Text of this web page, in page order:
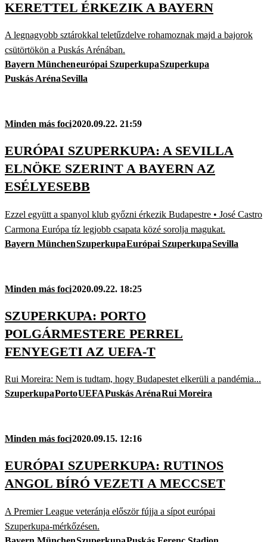
KERETTEL ÉRKEZIK A BAYERN
A legnagyobb sztárokkal teletűzdelve rohamoznak majd a bajorok
csütörtökön a Puskás Arénában.
Bayern Müncheneurópai SzuperkupaSzuperkupa
Puskás ArénaSevilla
Minden más foci2020.09.22. 21:59
EURÓPAI SZUPERKUPA: A SEVILLA
ELNÖKE SZERINT A BAYERN AZ
ESÉLYESEBB
Ezzel együtt a spanyol klub győzni érkezik Budapestre • José Castro
Carmona Európa tíz legjobb csapata közé sorolja magukat.
Bayern MünchenSzuperkupaEurópai SzuperkupaSevilla
Minden más foci2020.09.22. 18:25
SZUPERKUPA: PORTO
POLGÁRMESTERE PERREL
FENYEGETI AZ UEFA-T
Rui Moreira: Nem is tudtam, hogy Budapestet elkerüli a pandémia...
SzuperkupaPortoUEFAPuskás ArénaRui Moreira
Minden más foci2020.09.15. 12:16
EURÓPAI SZUPERKUPA: RUTINOS
ANGOL BÍRÓ VEZETI A MECCSET
A Premier League veteránja először fújja a sípot európai
Szuperkupa-mérkőzésen.